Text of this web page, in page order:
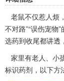
老鼠不仅惹人烦
不对路”“误伤宠物”
选药到收尾都讲透
家里有老人、小
标识药剂，以下方